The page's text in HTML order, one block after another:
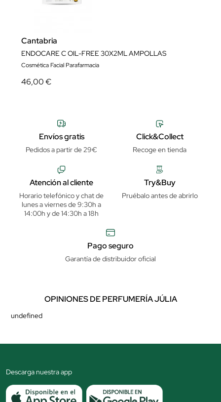
Cantabria
ENDOCARE C OIL-FREE 30X2ML AMPOLLAS
Cosmética Facial Parafarmacia
46,00 €
Envíos gratis
Pedidos a partir de 29€
Click&Collect
Recoge en tienda
Atención al cliente
Horario telefónico y chat de
lunes a viernes de 9:30h a
14:00h y de 14:30h a 18h
Try&Buy
Pruébalo antes de abrirlo
Pago seguro
Garantía de distribuidor oficial
OPINIONES DE PERFUMERÍA JÚLIA
undefined
Descarga nuestra app